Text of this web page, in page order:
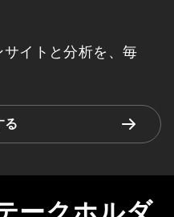
イトと分析を、毎
る